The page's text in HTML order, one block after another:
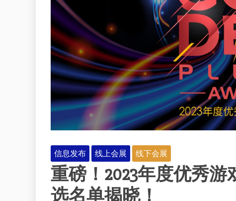
信息发布 线上会展 线下会展
重磅！2023年度优秀
选名单揭晓！